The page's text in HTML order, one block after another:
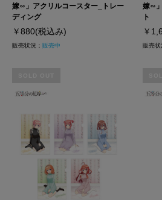
嫁∽」アクリルコースター_トレー
ディング
￥880(税込み)
販売状況： 販売中
嫁∽
ト
￥
販売